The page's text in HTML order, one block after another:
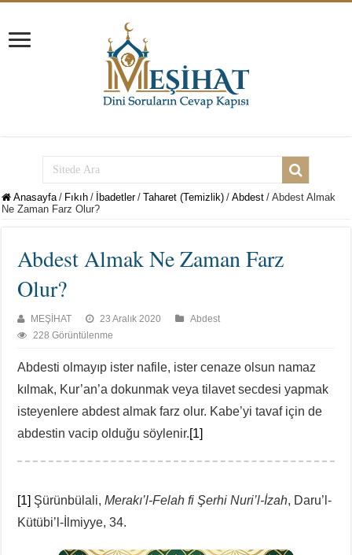
Anasayfa / Fıkıh / İbadetler / Taharet (Temizlik) / Abdest / Abdest Almak
Ne Zaman Farz Olur?
Abdest Almak Ne Zaman Farz
Olur?
MEŞİHAT 23 Aralık 2020
Abdest
228 Görüntülenme
Abdesti olmayıp ister nafile, ister cenaze olsun namaz
kılmak, Kur’an’a dokunmak veya tilavet secdesi yapmak
isteyenlere abdest almak farz olur. Kabe’yi tavaf için de
abdestin vacip olduğu söylenir.[1]
[1] Şürünbülali,Merakı’l-Felah fi Şerhi Nuri’l-İzah, Daru’l-
Kütübi’l-İlmiyye, 34.